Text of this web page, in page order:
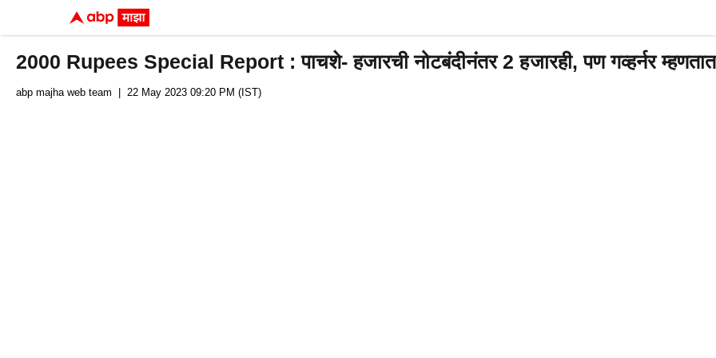
2000 Rupees Special Report : पाचशे- हजारची नोटबंदीनंतर 2 हजारही, पण गव्हर्नर
abp majha web team | 22 May 2023 09:20 PM (IST)